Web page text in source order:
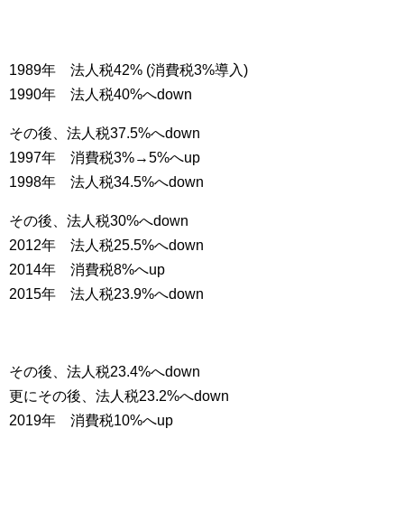
1989年 法人税42% (消費税3%導入)
1990年 法人税40%へdown
その後、法人税37.5%へdown
1997年 消費税3%→5%へup
1998年 法人税34.5%へdown
その後、法人税30%へdown
2012年 法人税25.5%へdown
2014年 消費税8%へup
2015年 法人税23.9%へdown
その後、法人税23.4%へdown
更にその後、法人税23.2%へdown
2019年 消費税10%へup